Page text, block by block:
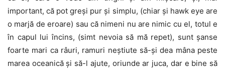
important, că pot greși pur și simplu, (chiar și hawk eye are
o marjă de eroare) sau că nimeni nu are nimic cu el, totul e
în capul lui încins, (simt nevoia să mă repet), sunt șanse
foarte mari ca râuri, ramuri neștiute să-și dea mâna peste
marea oceanică și să-l ajute, oriunde ar juca, dar e bine să